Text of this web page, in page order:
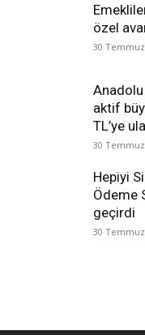
özel
30
Anadolu
aktif
TL’ye
30
Hepiyi
Ödeme
geçirdi
30